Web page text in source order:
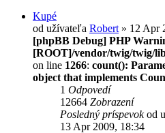
Kupé
od užívateľa Robert » 12 Apr
[phpBB Debug] PHP
[ROOT]/vendor/twig/twig/
on line 1266: count():
object that implements
1 Odpovedí
12664 Zobrazení
Posledný príspevokod
13 Apr 2009, 18:34